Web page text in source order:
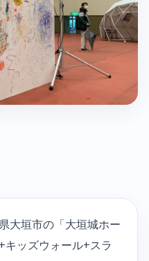
大垣市の「大垣城ホー
キッズウォール+スラ